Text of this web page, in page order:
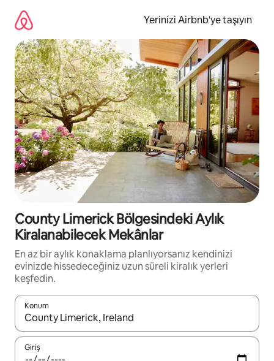
Yerinizi Airbnb'ye taşıyın
County Limerick Bölgesindeki Aylık
Kiralanabilecek Mekânlar
En az bir aylık konaklama planlıyorsanız kendinizi
evinizde hissedeceğiniz uzun süreli kiralık yerleri
keşfedin.
Konum
Sonuçlar kullanılabilir olduğunda yukarı ve aşağı oklarıyla
Giriş